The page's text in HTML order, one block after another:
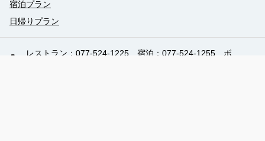
宿泊プラン
日帰りプラン
レストラン：077-524-1225 宿泊：077-524-1255 ボ